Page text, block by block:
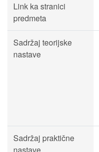
Link ka stranici
predmeta
Sadržaj teorijske
nastave
Sadržaj praktične